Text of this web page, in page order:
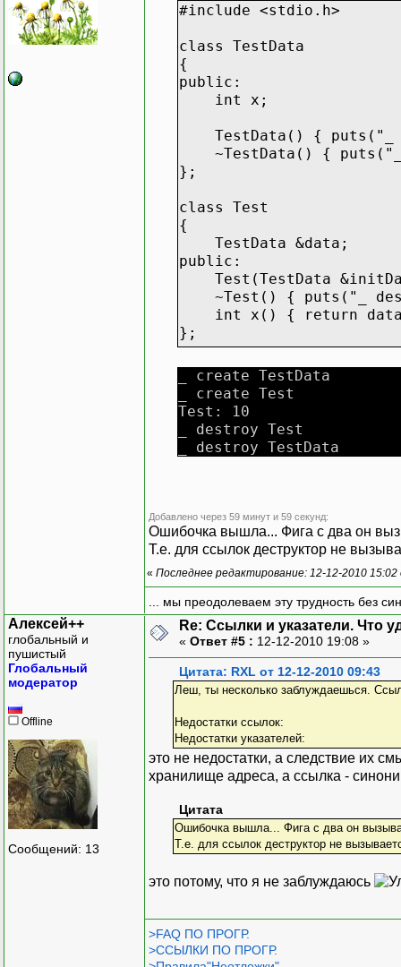
#include <stdio.h>
class TestData
{
public:
int x;
TestData() { puts("_
~TestData() {
};
class Test
{
TestData &data;
public:
Test(TestData
~Test() { puts("_
int x() { return
};
int main(void)
{
TestData *td = new
Test *t;
td->x = 10;
printf("Test: %d\n",
delete t;
return 0;
}
_ create TestData
_ create Test
Test: 10
_ destroy Test
_ destroy TestData
Добавлено через 59 минут и 59 секунд:
Ошибочка вышла... Фига с два он
Т.е. для ссылок деструктор не
« Последнее редактирование: 12-12-2010
... мы преодолеваем эту трудность без
Алексей++
глобальный и
пушистый
Глобальный
модератор
Offline
Сообщений: 13
Re: Ссылки и указатели. Что
« Ответ #5 : 12-12-2010 19:08 »
Цитата: RXL от 12-12-2010 09:43
Леш, ты несколько заблуждаешься.
Недостатки ссылок:
Недостатки указателей:
это не недостатки, а следствие их
хранилище адреса, а ссылка -
Цитата
Ошибочка вышла... Фига с два он
Т.е. для ссылок деструктор не
это потому, что я не заблуждаюсь
>FAQ ПО ПРОГР.
>ССЫЛКИ ПО ПРОГР.